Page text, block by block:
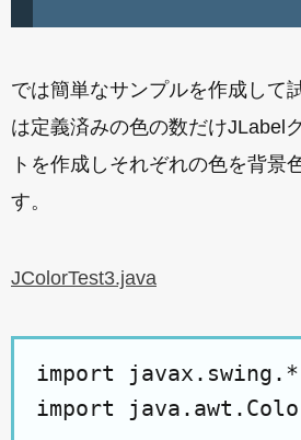
では簡単なサンプルを作成して
は定義済みの色の数だけJLabel
トを作成しそれぞれの色を背景
す。
JColorTest3.java
import
import